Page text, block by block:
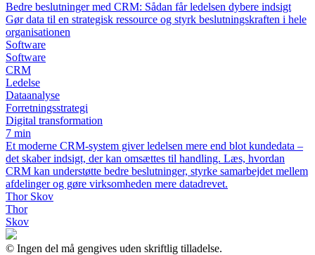
Bedre beslutninger med CRM: Sådan får ledelsen dybere indsigt
Gør data til en strategisk ressource og styrk beslutningskraften i hele
organisationen
Software
Software
CRM
Ledelse
Dataanalyse
Forretningsstrategi
Digital transformation
7 min
Et moderne CRM-system giver ledelsen mere end blot kundedata –
det skaber indsigt, der kan omsættes til handling. Læs, hvordan
CRM kan understøtte bedre beslutninger, styrke samarbejdet mellem
afdelinger og gøre virksomheden mere datadrevet.
Thor Skov
Thor
Skov
© Ingen del må gengives uden skriftlig tilladelse.